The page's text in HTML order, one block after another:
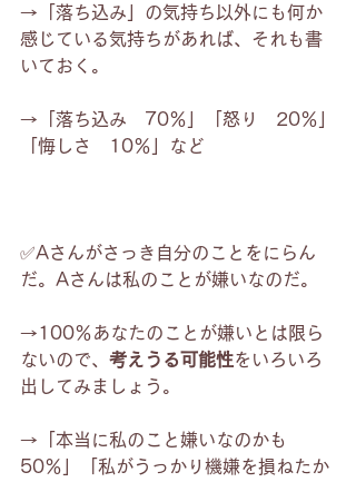
→「落ち込み」の気持ち以外にも何か
感じている気持ちがあれば、それも書
いておく。
→「落ち込み　70％」「怒り　20％」
「悔しさ　10％」など
✅Aさんがさっき自分のことをにらん
だ。Aさんは私のことが嫌いなのだ。
→100％あなたのことが嫌いとは限ら
ないので、 考えうる可能性をいろいろ
出してみましょう。
→「本当に私のこと嫌いなのかも
50％」「私がうっかり機嫌を損ねたか